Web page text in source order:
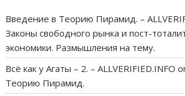
Введение в Теорию Пирамид. –
Законы свободного рынка и пост-
экономики. Размышления на тему.
Всё как у Агаты – 2. – ALLVERIFIED.INFO
Теорию Пирамид.